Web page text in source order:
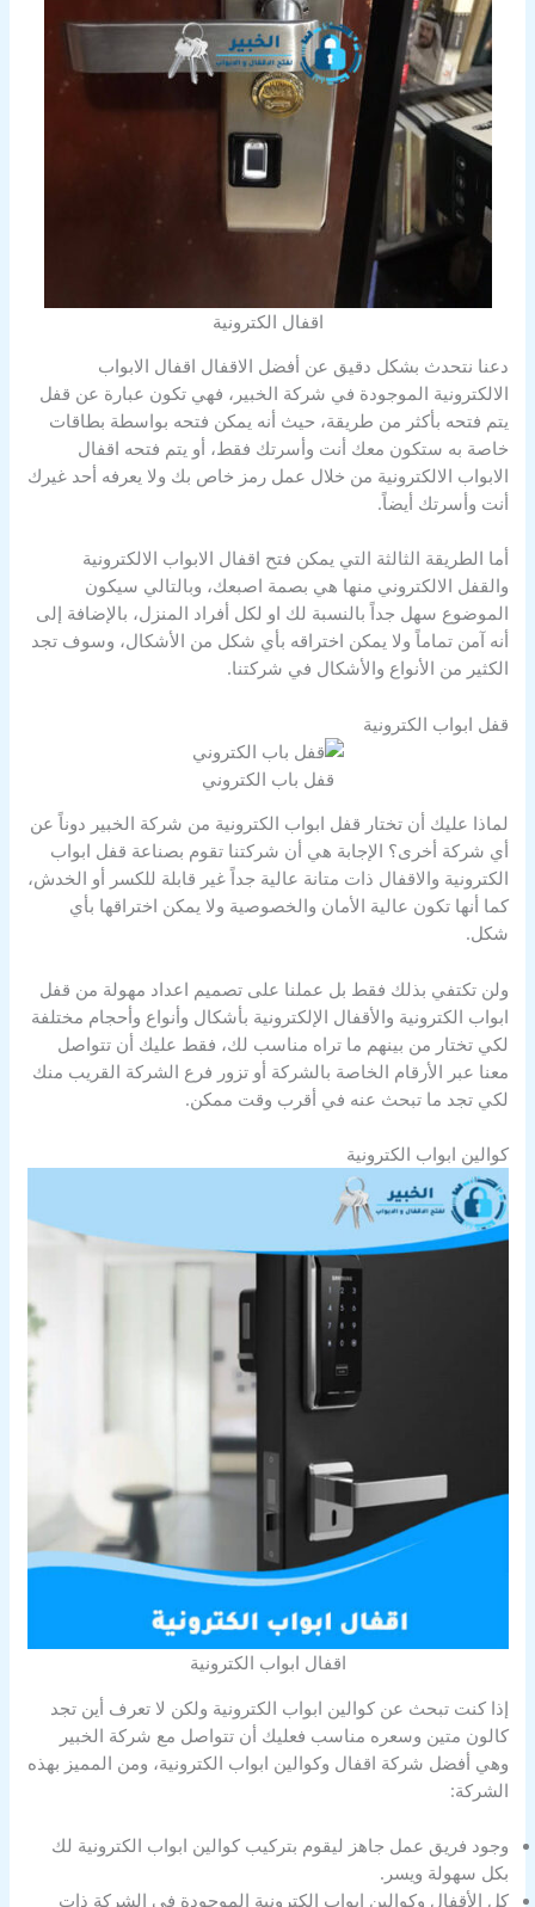
اقفال الكترونية
دعنا نتحدث بشكل دقيق عن أفضل الاقفال اقفال الابواب
الالكترونية الموجودة في شركة الخبير، فهي تكون عبارة عن قفل
يتم فتحه بأكثر من طريقة، حيث أنه يمكن فتحه بواسطة بطاقات
خاصة به ستكون معك أنت وأسرتك فقط، أو يتم فتحه اقفال
الابواب الالكترونية من خلال عمل رمز خاص بك ولا يعرفه أحد غيرك
أنت وأسرتك أيضاً.
أما الطريقة الثالثة التي يمكن فتح اقفال الابواب الالكترونية
والقفل الالكتروني منها هي بصمة اصبعك، وبالتالي سيكون
الموضوع سهل جداً بالنسبة لك او لكل أفراد المنزل، بالإضافة إلى
أنه آمن تماماً ولا يمكن اختراقه بأي شكل من الأشكال، وسوف تجد
الكثير من الأنواع والأشكال في شركتنا.
قفل ابواب الكترونية
قفل باب الكتروني
لماذا عليك أن تختار قفل ابواب الكترونية من شركة الخبير دوناً عن
أي شركة أخرى؟ الإجابة هي أن شركتنا تقوم بصناعة قفل ابواب
الكترونية والاقفال ذات متانة عالية جداً غير قابلة للكسر أو الخدش،
كما أنها تكون عالية الأمان والخصوصية ولا يمكن اختراقها بأي
شكل.
ولن تكتفي بذلك فقط بل عملنا على تصميم اعداد مهولة من قفل
ابواب الكترونية والأقفال الإلكترونية بأشكال وأنواع وأحجام مختلفة
لكي تختار من بينهم ما تراه مناسب لك، فقط عليك أن تتواصل
معنا عبر الأرقام الخاصة بالشركة أو تزور فرع الشركة القريب منك
لكي تجد ما تبحث عنه في أقرب وقت ممكن.
كوالين ابواب الكترونية
اقفال ابواب الكترونية
إذا كنت تبحث عن كوالين ابواب الكترونية ولكن لا تعرف أين تجد
كالون متين وسعره مناسب فعليك أن تتواصل مع شركة الخبير
وهي أفضل شركة اقفال وكوالين ابواب الكترونية، ومن المميز بهذه
الشركة:
وجود فريق عمل جاهز ليقوم بتركيب كوالين ابواب الكترونية لك
بكل سهولة ويسر.
كل الأقفال وكوالين ابواب الكترونية الموجودة في الشركة ذات